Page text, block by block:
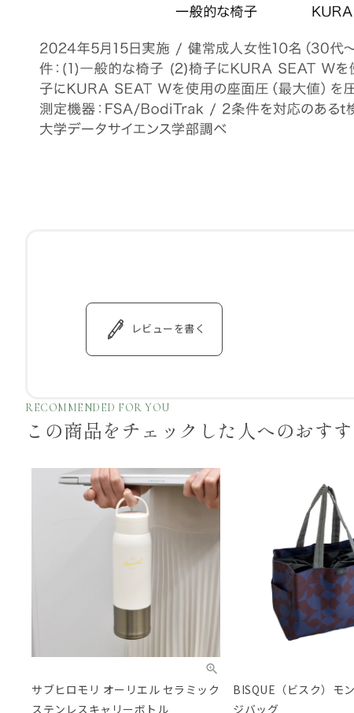
レビューを書く
RECOMMENDED FOR YOU
この商品をチェックした 人へのおす
サブヒロモリ オーリエル セラミック
ステンレスキャリーボトル
BISQUE（ビスク）モ
ジバッグ